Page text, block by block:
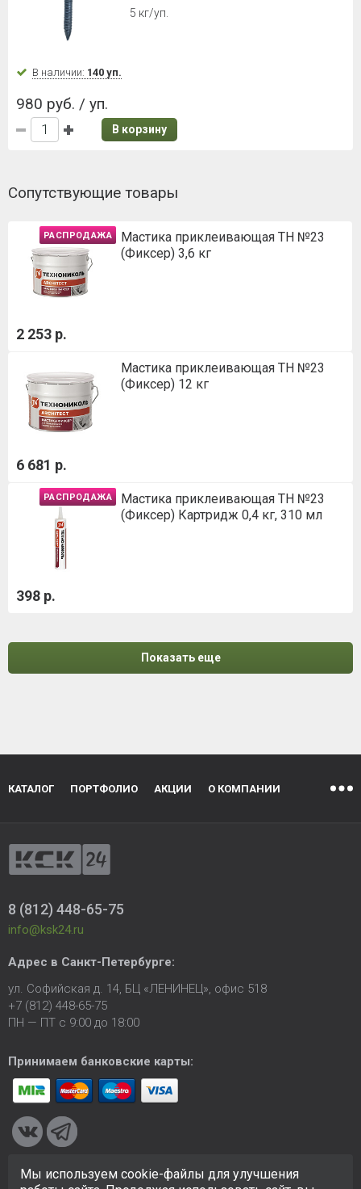
5 кг/уп.
В наличии: 140 уп.
980 руб. / уп.
В корзину
Сопутствующие товары
РАСПРОДАЖА
Мастика приклеивающая ТН №23
(Фиксер) 3,6 кг
2 253 р.
Мастика приклеивающая ТН №23
(Фиксер) 12 кг
6 681 р.
РАСПРОДАЖА
Мастика приклеивающая ТН №23
(Фиксер) Картридж 0,4 кг, 310 мл
398 р.
Показать еще
КАТАЛОГ ПОРТФОЛИО АКЦИИ О КОМПАНИИ
8 (812) 448-65-75
info@ksk24.ru
Адрес в Санкт-Петербурге:
ул. Софийская д. 14, БЦ «ЛЕНИНЕЦ», офис 518
+7 (812) 448-65-75
ПН — ПТ с 9:00 до 18:00
Принимаем банковские карты:
© 2005-2026 ООО «КСК». Сайтhttps://ksk24.ruсоздан
Мы используем cookie-файлы для улучшения